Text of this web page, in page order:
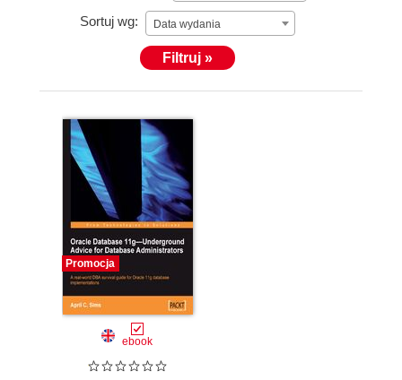
Sortuj wg: Data wydania
Filtruj »
Promocja
ebook